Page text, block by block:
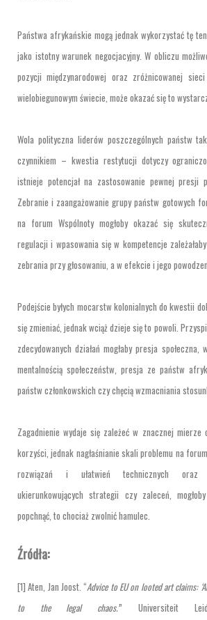
Państwa afrykańskie mogą jednak wykorzystać tę
jako istotny warunek negocjacyjny. W obliczu
pozycji międzynarodowej oraz zróżnicowanej
wielobiegunowym świecie, może okazać się to
Wola polityczna liderów poszczególnych państw
czynnikiem – kwestia restytucji dotyczy
istnieje potencjał na zastosowanie pewnej presji
Zebranie i zaangażowanie grupy państw gotowych
na forum Wspólnoty mogłoby okazać się
regulacji i wpasowania się w kompetencje
zebrania przy głosowaniu, a w efekcie i jego
Podejście byłych mocarstw kolonialnych do kwestii
się zmieniać, jednak wciąż dzieje się to powoli.
zdecydowanych działań mogłaby presja społeczna,
mentalnością społeczeństw, presja ze państw
państw członkowskich czy chęcią wzmacniania
Zagadnienie wydaje się zależeć w znacznej
korzyści, jednak nagłaśnianie skali problemu na
rozwiązań i ułatwień technicznych oraz
ukierunkowujących strategii czy zaleceń,
popchnąć, to chociaż zwolnić hamulec.
Źródła:
[1] Aten, Jan Joost. “Advice to EU on looted art claims:
to the legal chaos.’” Universiteit